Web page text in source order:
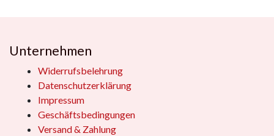
Unternehmen
Widerrufsbelehrung
Datenschutzerklärung
Impressum
Geschäftsbedingungen
Versand & Zahlung